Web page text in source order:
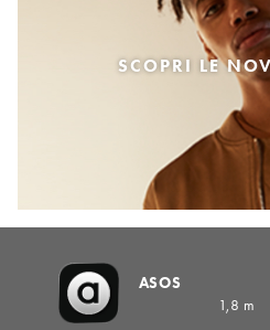
SCOPRI LE
ASOS
1,8 m